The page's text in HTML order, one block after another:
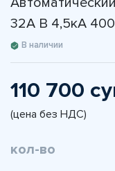
32A B 4,5кА
В наличии
110 700
(цена без НДС)
кол-во